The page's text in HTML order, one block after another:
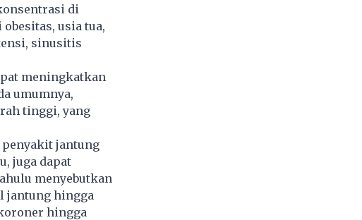
di
usia tua,
sinusitis
meningkatkan
umumnya,
tinggi, yang
jantung
juga dapat
menyebutkan
jantung hingga
hingga